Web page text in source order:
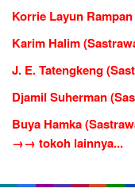
Korrie Layun
Karim Halim
J. E. Tatengkeng
Djamil Suherman
Buya Hamka
→→ tokoh lainnya...